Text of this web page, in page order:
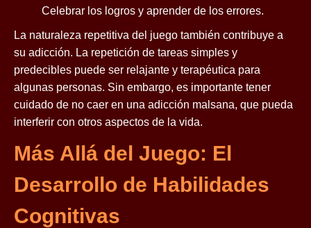
Celebrar los logros y aprender de los errores.
La naturaleza repetitiva del juego también contribuye a
su adicción. La repetición de tareas simples y
predecibles puede ser relajante y terapéutica para
algunas personas. Sin embargo, es importante tener
cuidado de no caer en una adicción malsana, que pueda
interferir con otros aspectos de la vida.
Más Allá del Juego: El
Desarrollo de Habilidades
Cognitivas